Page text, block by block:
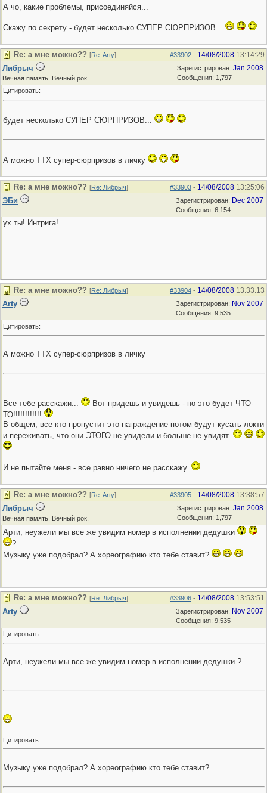
А чо, какие проблемы, присоединяйся...
Скажу по секрету - будет несколько СУПЕР СЮРПРИЗОВ...
#33902 - 14/08/2008 13:14:29
Re: а мне можно?? [Re: Arty]
Зарегистрирован: Jan 2008
Сообщения: 1,797
Либрыч
Вечная память. Вечный рок.
Цитировать:
будет несколько СУПЕР СЮРПРИЗОВ...
А можно ТТХ супер-сюрпризов в личку
#33903 - 14/08/2008 13:25:06
Re: а мне можно?? [Re: Либрыч]
Зарегистрирован: Dec 2007
Сообщения: 6,154
ЭБи
ух ты! Интрига!
#33904 - 14/08/2008 13:33:13
Re: а мне можно?? [Re: Либрыч]
Зарегистрирован: Nov 2007
Сообщения: 9,535
Arty
Цитировать:
А можно ТТХ супер-сюрпризов в личку
Все тебе расскажи...
Вот придешь и увидешь - но это будет ЧТО-
ТО!!!!!!!!!!!!
В общем, все кто пропустит это награждение потом будут кусать локти
и переживать, что они ЭТОГО не увидели и больше не увидят.
И не пытайте меня - все равно ничего не расскажу.
#33905 - 14/08/2008 13:38:57
Re: а мне можно?? [Re: Arty]
Зарегистрирован: Jan 2008
Сообщения: 1,797
Либрыч
Вечная память. Вечный рок.
Арти, неужели мы все же увидим номер в исполнении дедушки
?
Музыку уже подобрал? А хореографию кто тебе ставит?
#33906 - 14/08/2008 13:53:51
Re: а мне можно?? [Re: Либрыч]
Зарегистрирован: Nov 2007
Сообщения: 9,535
Arty
Цитировать:
Арти, неужели мы все же увидим номер в исполнении дедушки ?
Цитировать:
Музыку уже подобрал? А хореографию кто тебе ставит?